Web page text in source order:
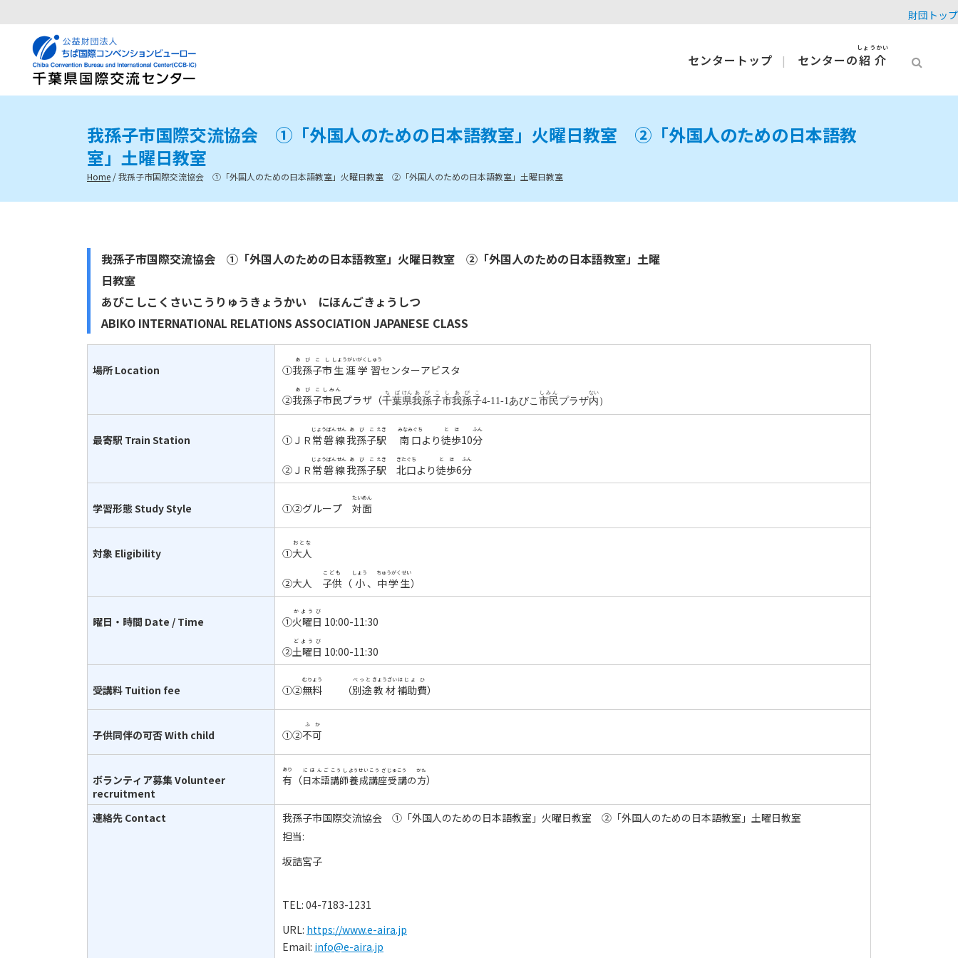
財団トップ
センタートップ センターの紹介
しょうかい
我孫子市国際交流協会 ①「外国人のための日本語教室」火曜日教室 ②「外国人のための日本語教
室」土曜日教室
Home /我孫子市国際交流協会 ①「外国人のための日本語教室」火曜日教室 ②「外国人のための日本語教室」土曜日教室
我孫子市国際交流協会 ①「外国人のための日本語教室」火曜日教室 ②「外国人のための日本語教室」土曜
日教室
あびこしこくさいこうりゅうきょうかい にほんごきょうしつ
ABIKO INTERNATIONAL RELATIONS ASSOCIATION JAPANESE CLASS
場所 Location ①我孫子市
あびこし
生涯学習
しょうがいがくしゅう
センターアビスタ
②我孫子
あびこ
市民
しみん
プラザ（千葉
ちば
県
けん
我孫子市
あびこし
我孫子
あびこ
4-11-1あびこ 市民
しみん
プラザ内
ない
）
最寄駅 Train Station ①ＪＲ 常磐線
じょうばんせん
我孫子
あびこ
駅
えき
南口
みなみぐち
より徒歩
とほ
10分
ふん
②ＪＲ 常磐線
じょうばんせん
我孫子
あびこ
駅
えき
北口
きたぐち
より徒歩
とほ
6分
ふん
学習形態Study Style ①②グループ 対面
たいめん
対象 Eligibility ①大人
おとな
②大人 子供
こども
（ 小
しょう
、 中学生
ちゅうがくせい
）
曜日・時間 Date / Time ①火曜日
かようび
10:00-11:30
②土曜日
どようび
10:00-11:30
受講料 Tuition fee ①②無料
むりょう
（別途
べっと
教材
きょうざい
補助
ほじょ
費
ひ
）
子供同伴の可否With child ①②不可
ふか
ボランティア募集Volunteer
recruitment
有
あり
（日本語
にほんご
講師
こうし
養成
ようせい
講座
こうざ
受講
じゅこう
の方
かた
）
連絡先 Contact
我孫子市国際交流協会 ①「外国人のための日本語教室」火曜日教室 ②「外国人のための日本語教室」土曜日教室
担当:
坂詰宮子
TEL: 04-7183-1231
URL: https://www.e-aira.jp
Email: info@e-aira.jp